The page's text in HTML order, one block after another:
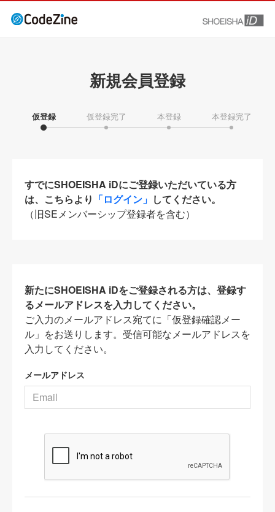
新規会員登録
仮登録 仮登録完了 本登録 本登録完了
すでにSHOEISHA iDにご登録いただいている方
は、こちらより 「ログイン」 してください。
（旧SEメンバーシップ登録者を含む）
新たにSHOEISHA iDをご登録される方は、登録す
るメールアドレスを入力してください。
ご入力のメールアドレス宛てに「仮登録確認メー
ル」をお送りします。受信可能なメールアドレスを
入力してください。
メールアドレス